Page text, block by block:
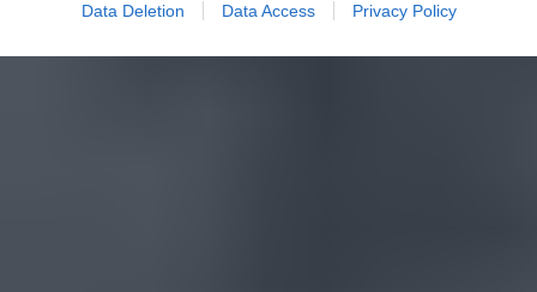
Data Deletion Data Access Privacy Policy